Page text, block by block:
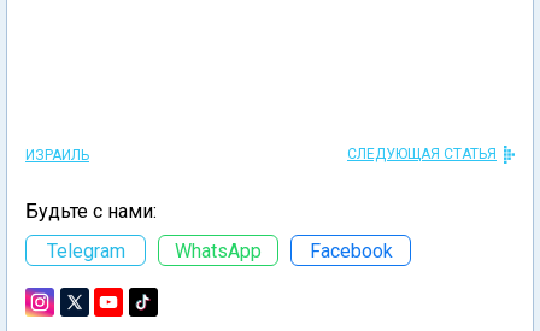
ИЗРАИЛЬ СЛЕДУЮЩАЯ СТАТЬЯ
Будьте с нами:
Telegram
WhatsApp Facebook